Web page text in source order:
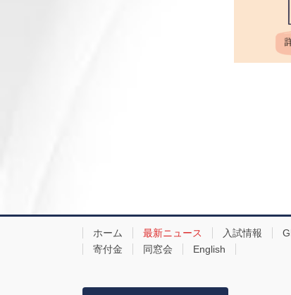
ホーム 最新ニュース 入試情報
寄付金
同窓会 English